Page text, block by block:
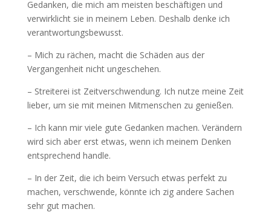
Gedanken, die mich am meisten beschäftigen und
verwirklicht sie in meinem Leben. Deshalb denke ich
verantwortungsbewusst.
– Mich zu rächen, macht die Schäden aus der
Vergangenheit nicht ungeschehen.
– Streiterei ist Zeitverschwendung. Ich nutze meine Zeit
lieber, um sie mit meinen Mitmenschen zu genießen.
– Ich kann mir viele gute Gedanken machen. Verändern
wird sich aber erst etwas, wenn ich meinem Denken
entsprechend handle.
– In der Zeit, die ich beim Versuch etwas perfekt zu
machen, verschwende, könnte ich zig andere Sachen
sehr gut machen.